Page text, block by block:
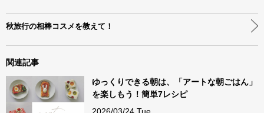
秋旅行の相棒コスメを教えて！
関連記事
ゆっくりできる朝は、「アートな朝ごはん」
を楽しもう！簡単7レシピ